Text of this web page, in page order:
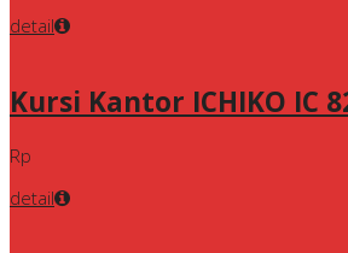
detail
Kursi Kantor ICHIKO IC
Rp
detail